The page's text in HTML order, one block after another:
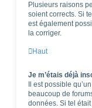
Plusieurs raisons
soient corrects. Si
est également
la corriger.
Haut
Je m’étais déjà
Il est possible
beaucoup de
données. Si tel